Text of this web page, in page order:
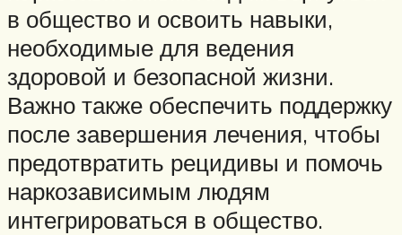
в общество и освоить навыки,
необходимые для ведения
здоровой и безопасной жизни.
Важно также обеспечить поддержку
после завершения лечения, чтобы
предотвратить рецидивы и помочь
наркозависимым людям
интегрироваться в общество.